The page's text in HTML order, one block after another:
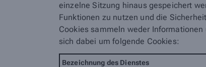
einzelne Sitzung hinaus gespeichert
Funktionen zu nutzen und die
Cookies sammeln weder
sich dabei um folgende Cookies:
Bezeichnung des Dienstes